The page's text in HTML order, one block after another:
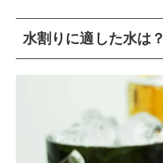
水割りに適した水は？